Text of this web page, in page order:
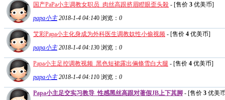
国产PaPa小主调教女职员_肉丝高跟挤眉瞪眼歪头殺 - [售价 3 优美币]
papa小主 2018-1-4 04:140 浏览： 0
艾彩Papa小主化身成为外科医生调教奴性小偷视频 - [售价 4 优美币]
papa小主 2018-1-4 04:130 浏览： 0
Papa小主足控调教视频_黑色短裙露出倆條雪白大腿 - [售价 4 优美币]
papa小主 2018-1-4 04:110 浏览： 0
Papa小主足交实习教导_性感黑丝高跟对著假JB上下其脚 - [售价 3 优美